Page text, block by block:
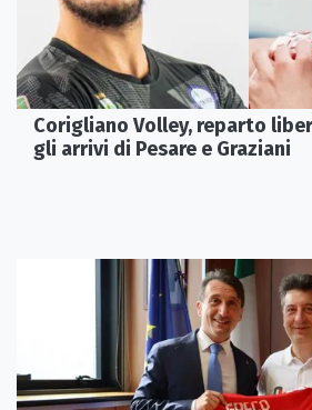
Corigliano Volley, reparto
gli arrivi di Pesare e Graziani